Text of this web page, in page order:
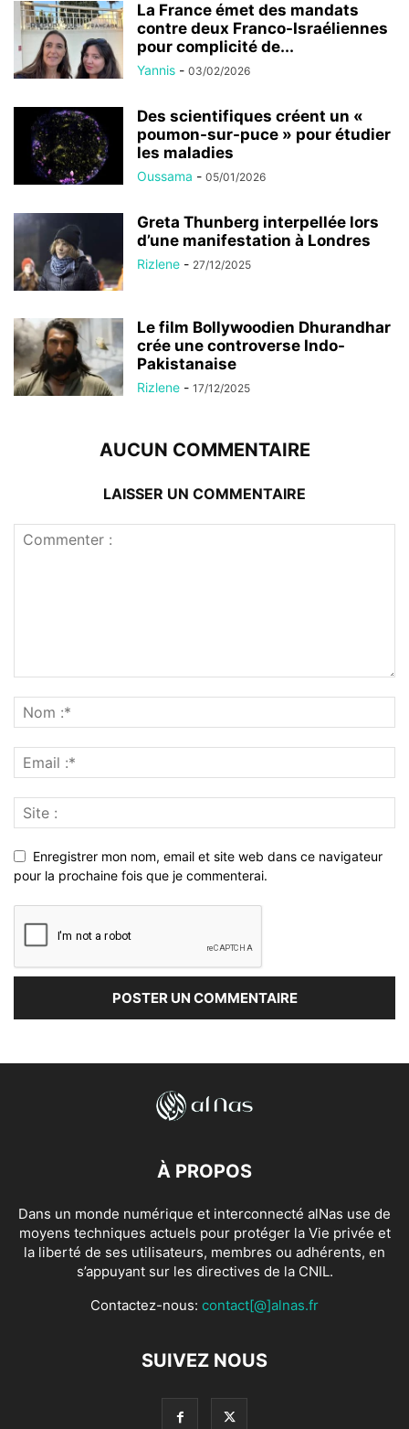
La France émet des mandats
contre deux Franco-Israéliennes
pour complicité de...
Yannis - 03/02/2026
Des scientifiques créent un «
poumon-sur-puce » pour étudier
les maladies
Oussama - 05/01/2026
Greta Thunberg interpellée lors
d’une manifestation à Londres
Rizlene - 27/12/2025
Le film Bollywoodien Dhurandhar
crée une controverse Indo-
Pakistanaise
Rizlene - 17/12/2025
AUCUN COMMENTAIRE
LAISSER UN COMMENTAIRE
Enregistrer mon nom, email et site web dans ce navigateur
pour la prochaine fois que je commenterai.
À PROPOS
Dans un monde numérique et interconnecté alNas use de
moyens techniques actuels pour protéger la Vie privée et
la liberté de ses utilisateurs, membres ou adhérents, en
s’appuyant sur les directives de la CNIL.
Contactez-nous: contact[@]alnas.fr
SUIVEZ NOUS